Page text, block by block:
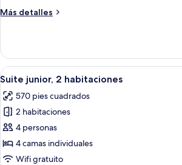
varias
Más detalles
Más
triple
familiar,
varias
Abrir
todas
las
fotos
de
Suite
junior,
Caja de
6
Suite junior, 2 habitaciones
570 pies cuadrados
2 habitaciones
4 personas
4 camas individuales
Wifi gratuito